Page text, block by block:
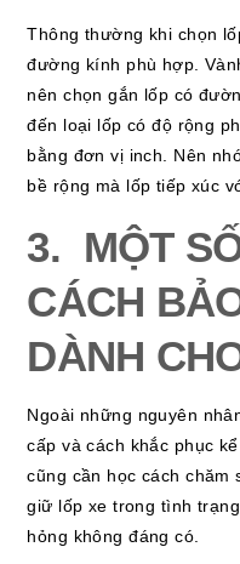
Thông thường khi chọn
đường kính phù hợp.
nên chọn gắn lốp có
đến loại lốp có độ rộng
bằng đơn vị inch. Nên
bề rộng mà lốp tiếp xúc
3. MỘT
CÁCH
DÀNH
Ngoài những nguyên
cấp và cách khắc phục
cũng cần học cách chăm
giữ lốp xe trong tình
hỏng không đáng có.